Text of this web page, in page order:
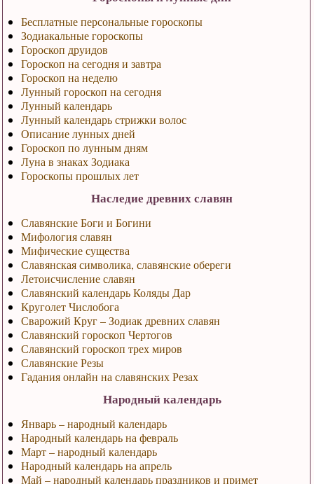
Бесплатные персональные гороскопы
Зодиакальные гороскопы
Гороскоп друидов
Гороскоп на сегодня и завтра
Гороскоп на неделю
Лунный гороскоп на сегодня
Лунный календарь
Лунный календарь стрижки волос
Описание лунных дней
Гороскоп по лунным дням
Луна в знаках Зодиака
Гороскопы прошлых лет
Наследие древних славян
Славянские Боги и Богини
Мифология славян
Мифические существа
Славянская символика, славянские обереги
Летоисчисление славян
Славянский календарь Коляды Дар
Круголет Числобога
Сварожий Круг – Зодиак древних славян
Славянский гороскоп Чертогов
Славянский гороскоп трех миров
Славянские Резы
Гадания онлайн на славянских Резах
Народный календарь
Январь – народный календарь
Народный календарь на февраль
Март – народный календарь
Народный календарь на апрель
Май – народный календарь праздников и примет